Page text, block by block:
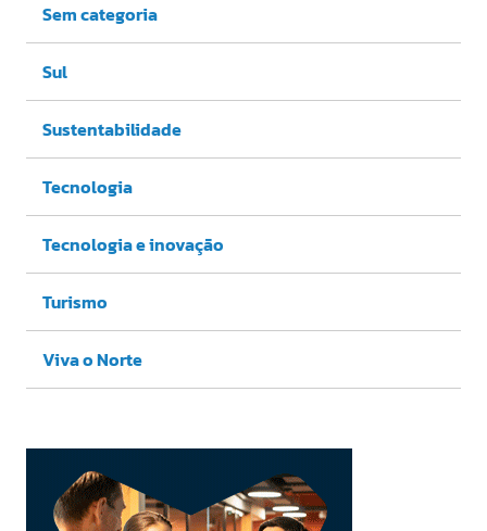
Sem categoria
Sul
Sustentabilidade
Tecnologia
Tecnologia e inovação
Turismo
Viva o Norte